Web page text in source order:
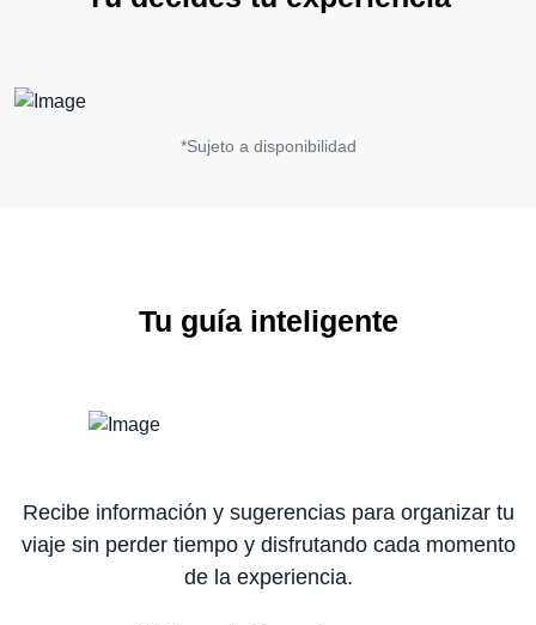
*Sujeto a disponibilidad
Tu guía inteligente
Recibe información y sugerencias para organizar tu
viaje sin perder tiempo y disfrutando cada momento
de la experiencia.